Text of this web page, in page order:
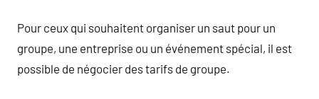
Pour ceux qui souhaitent organiser un saut pour un
groupe, une entreprise ou un événement spécial, il est
possible de négocier des tarifs de groupe.